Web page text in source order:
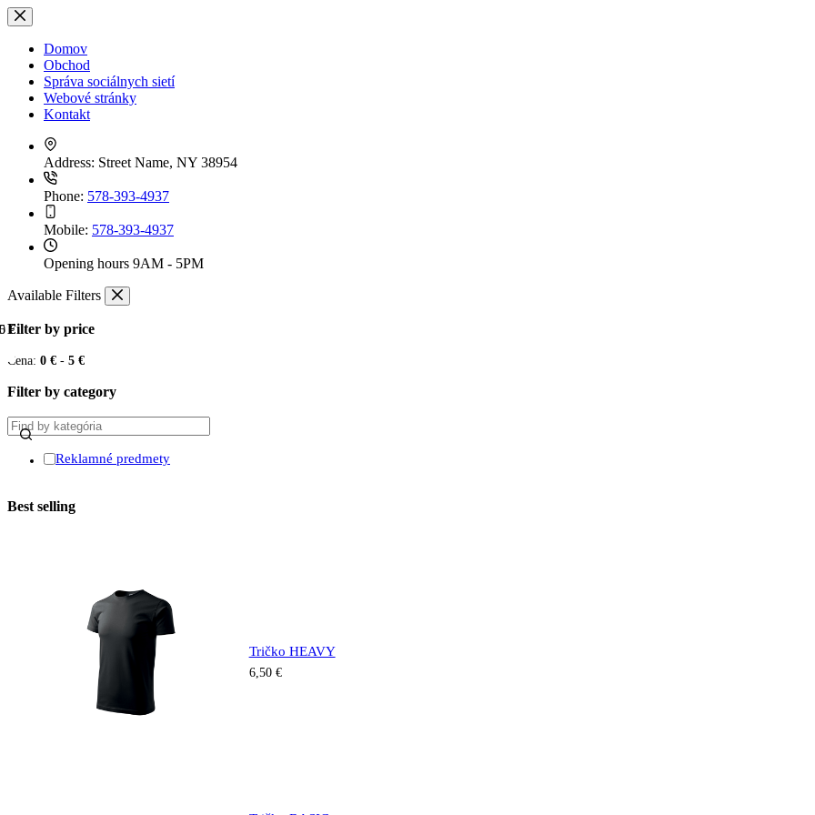
Skip
to
contentDomov
Obchod
Správa sociálnych sietí
Webové stránky
Kontakt
Address: Street Name, NY 38954
Phone: 578-393-4937
Mobile: 578-393-4937
Opening hours 9AM - 5PM
Available Filters
Filter by price
0 €
5 €
Cena: 0 € - 5 €
Filter by category
Reklamné predmety
Best selling
Tričko HEAVY
6,50 €